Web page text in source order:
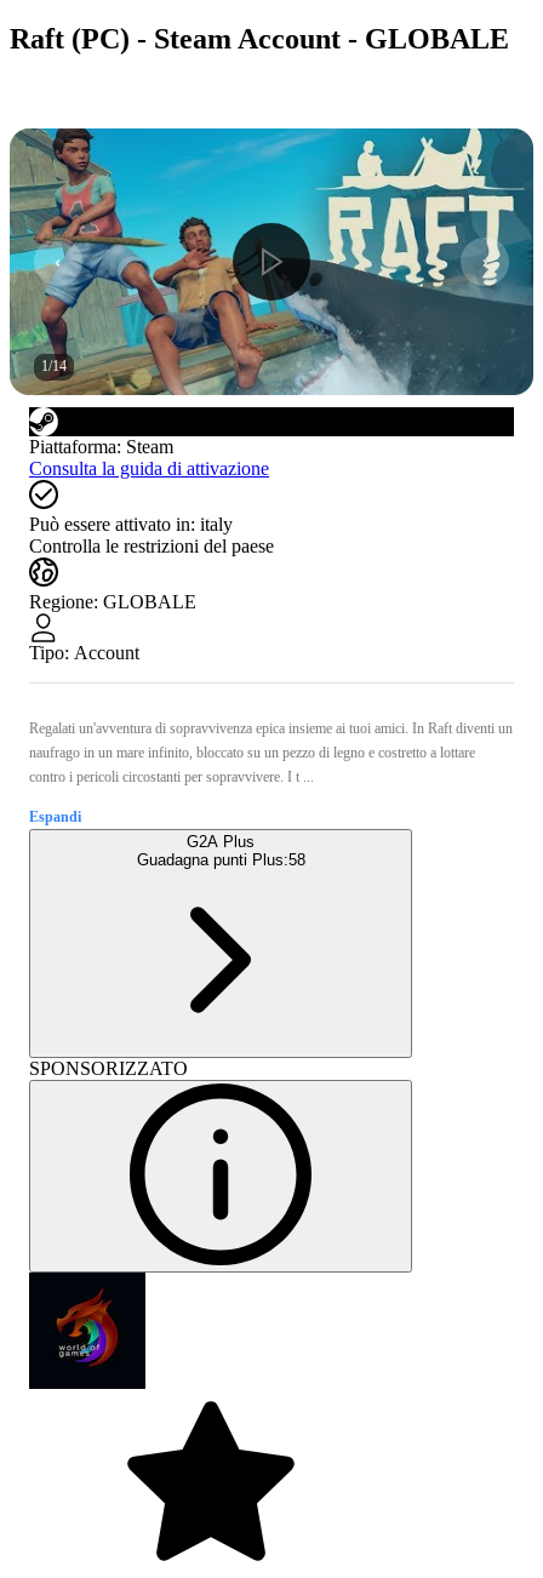
Raft (PC) - Steam Account - GLOBALE
1/14
Piattaforma: Steam
Consulta la guida di attivazione
Può essere attivato in: italy
Controlla le restrizioni del paese
Regione: GLOBALE
Tipo: Account
Regalati un'avventura di sopravvivenza epica insieme ai tuoi amici. In Raft diventi un
naufrago in un mare infinito, bloccato su un pezzo di legno e costretto a lottare
contro i pericoli circostanti per sopravvivere. I t ...
Espandi
G2A Plus
Guadagna punti Plus:58
SPONSORIZZATO